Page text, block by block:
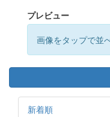
プレビュー
画像をタップで並
新着順